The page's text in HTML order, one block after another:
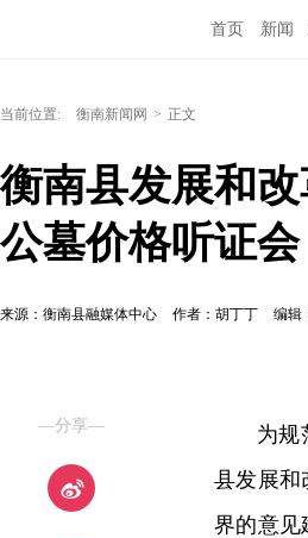
首页 新闻
当前位置: 衡南新闻网 > 正文
衡南县发展和
公墓价格听证会
来源：衡南县融媒体中心 作者：胡丁丁 编辑
—分享—
为规
县发展和
界的意见